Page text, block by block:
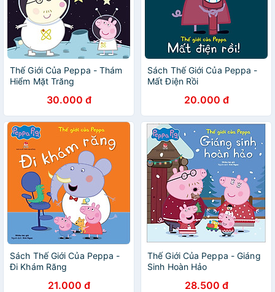
Thế Giới Của Peppa - Thám
Hiểm Mặt Trăng
30.000 đ
Sách Thế Giới Của Peppa -
Mất Điện Rồi
20.000 đ
Sách Thế Giới Của Peppa -
Đi Khám Răng
21.000 đ
Thế Giới Của Peppa - Giáng
Sinh Hoàn Hảo
28.500 đ